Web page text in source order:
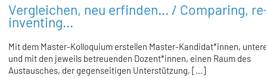
Vergleichen, neu erfinden... / Comparing,
inventing...
Mit dem Master-Kolloquium erstellen Master-Kandidat*innen,
und mit den jeweils betreuenden Dozent*innen, einen Raum des
Austausches, der gegenseitigen Unterstützung, [...]